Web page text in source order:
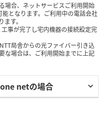
場合、ネットサービスご利用開始
となります。ご利用中の電話会社
す。
事が完了し宅内機器の接続設定完
局舎からの光ファイバー引き込
な場合は、ご利用開始までに上記
netの場合